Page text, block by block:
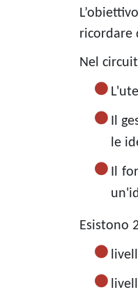
ricordare
Nel
Il
le
Il
Esistono